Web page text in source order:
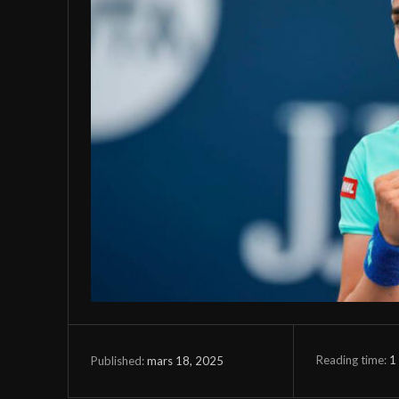
Published:mars 18, 2025 Reading time: 1